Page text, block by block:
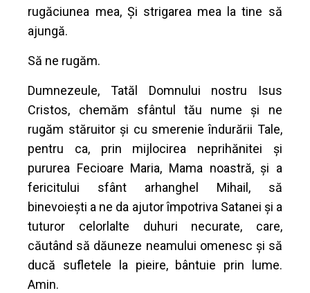
rugăciunea mea, Şi strigarea mea la tine să
ajungă.
Să ne rugăm.
Dumnezeule, Tatăl Domnului nostru Isus
Cristos, chemăm sfântul tău nume şi ne
rugăm stăruitor şi cu smerenie îndurării Tale,
pentru ca, prin mijlocirea neprihănitei şi
pururea Fecioare Maria, Mama noastră, şi a
fericitului sfânt arhanghel Mihail, să
binevoieşti a ne da ajutor împotriva Satanei şi a
tuturor celorlalte duhuri necurate, care,
căutând să dăuneze neamului omenesc şi să
ducă sufletele la pieire, bântuie prin lume.
Amin.